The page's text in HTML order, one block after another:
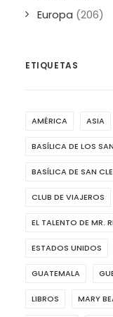
Europa (206)
ETIQUETAS
AMÉRICA ASIA
BASÍLICA DE LOS
BASÍLICA DE SAN
CLUB DE VIAJEROS
EL TALENTO DE MR.
ESTADOS UNIDOS
GUATEMALA
LIBROS MARY